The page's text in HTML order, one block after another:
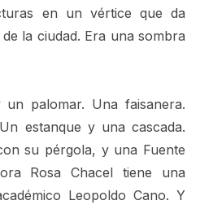
en un vértice que da
la ciudad. Era una sombra
un palomar. Una faisanera.
estanque y una cascada.
su pérgola, y una Fuente
Rosa Chacel tiene una
Leopoldo Cano. Y